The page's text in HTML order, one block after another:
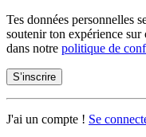
Tes données personnelles
soutenir ton expérience sur
dans notre politique de
S’inscrire
J'ai un compte ! Se